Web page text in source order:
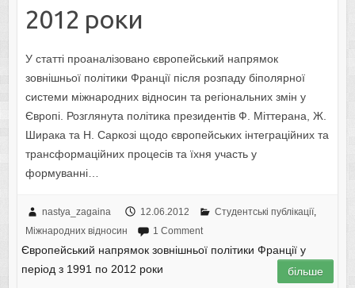
2012 роки
У статті проаналізовано європейський напрямок
зовнішньої політики Франції після розпаду біполярної
системи міжнародних відносин та регіональних змін у
Європі. Розглянута політика президентів Ф. Міттерана, Ж.
Ширака та Н. Саркозі щодо європейських інтеграційних та
трансформаційних процесів та їхня участь у
формуванні…
nastya_zagaina 12.06.2012 Студентські публікації,
Міжнародних відносин
1 Comment
Європейський напрямок зовнішньої політики Франції у
період з 1991 по 2012 роки
більше